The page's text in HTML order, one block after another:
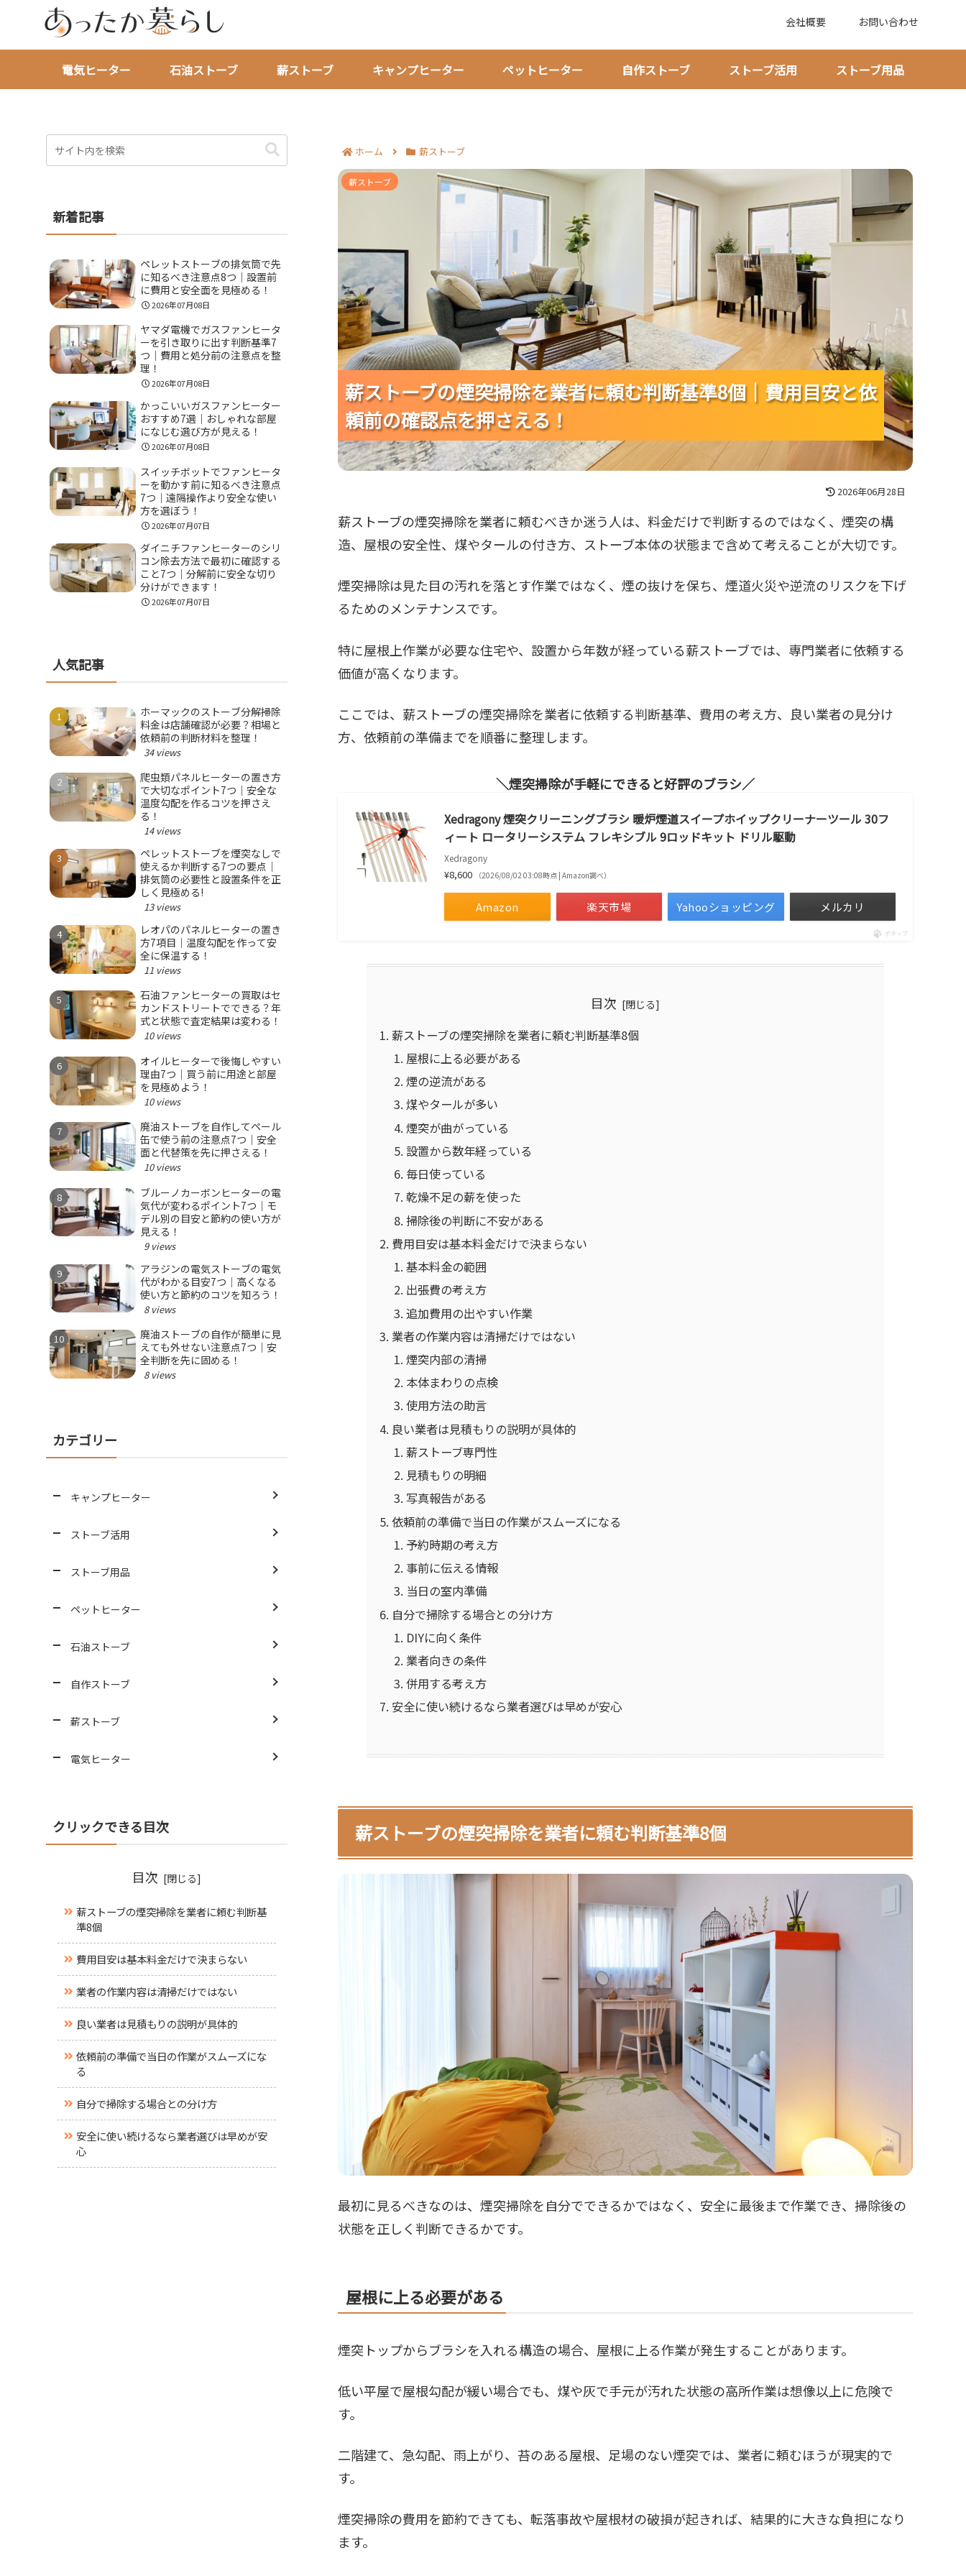
会社概要 お問い合わせ
電気ヒーター 石油ストーブ 薪ストーブ キャンプヒーター ペットヒーター 自作ストーブ ストーブ活用 ストーブ用品
ホーム 薪ストーブ
薪ストーブの煙突掃除を業者に頼む判断基準8個｜費用目安と依頼前の確認点を押さえる！
薪ストーブの煙突掃除を業者に頼む判断基準8個｜費用目安と依
頼前の確認点を押さえる！
薪ストーブの煙突掃除を業者に頼む判断基準8個｜費用目安と依
頼前の確認点を押さえる！
薪ストーブの煙突掃除を業者に頼む判断基準8個｜費用目安と依
頼前の確認点を押さえる！
薪ストーブ
2026年06月28日
薪ストーブの煙突掃除を業者に頼むべきか迷う人は、料金だけで判断するのではなく、煙突の構
造、屋根の安全性、煤やタールの付き方、ストーブ本体の状態まで含めて考えることが大切です。
煙突掃除は見た目の汚れを落とす作業ではなく、煙の抜けを保ち、煙道火災や逆流のリスクを下げ
るためのメンテナンスです。
特に屋根上作業が必要な住宅や、設置から年数が経っている薪ストーブでは、専門業者に依頼する
価値が高くなります。
ここでは、薪ストーブの煙突掃除を業者に依頼する判断基準、費用の考え方、良い業者の見分け
方、依頼前の準備までを順番に整理します。
煙突掃除が手軽にできると好評のブラシ
Xedragony 煙突クリーニングブラシ 暖炉煙道スイープホイップクリーナーツール 30フ
ィート ロータリーシステム フレキシブル 9ロッドキット ドリル駆動
Xedragony
¥8,600 （2026/08/02 03:08時点 | Amazon調べ）
Amazon 楽天市場 Yahooショッピング メルカリ
ポチップ
目次
薪ストーブの煙突掃除を業者に頼む判断基準8個
屋根に上る必要がある
煙の逆流がある
煤やタールが多い
煙突が曲がっている
設置から数年経っている
毎日使っている
乾燥不足の薪を使った
掃除後の判断に不安がある
費用目安は基本料金だけで決まらない
基本料金の範囲
出張費の考え方
追加費用の出やすい作業
業者の作業内容は清掃だけではない
煙突内部の清掃
本体まわりの点検
使用方法の助言
良い業者は見積もりの説明が具体的
薪ストーブ専門性
見積もりの明細
写真報告がある
依頼前の準備で当日の作業がスムーズになる
予約時期の考え方
事前に伝える情報
当日の室内準備
自分で掃除する場合との分け方
DIYに向く条件
業者向きの条件
併用する考え方
安全に使い続けるなら業者選びは早めが安心
薪ストーブの煙突掃除を業者に頼む判断基準8個
最初に見るべきなのは、煙突掃除を自分でできるかではなく、安全に最後まで作業でき、掃除後の
状態を正しく判断できるかです。
屋根に上る必要がある
煙突トップからブラシを入れる構造の場合、屋根に上る作業が発生することがあります。
低い平屋で屋根勾配が緩い場合でも、煤や灰で手元が汚れた状態の高所作業は想像以上に危険で
す。
二階建て、急勾配、雨上がり、苔のある屋根、足場のない煙突では、業者に頼むほうが現実的で
す。
煙突掃除の費用を節約できても、転落事故や屋根材の破損が起きれば、結果的に大きな負担になり
ます。
新着記事
ペレットストーブの排気筒で先
に知るべき注意点8つ｜設置前
に費用と安全面を見極める！
2026年07月08日
ヤマダ電機でガスファンヒータ
ーを引き取りに出す判断基準7
つ｜費用と処分前の注意点を整
理！
2026年07月08日
かっこいいガスファンヒーター
おすすめ7選｜おしゃれな部屋
になじむ選び方が見える！
2026年07月08日
スイッチボットでファンヒータ
ーを動かす前に知るべき注意点
7つ｜遠隔操作より安全な使い
方を選ぼう！
2026年07月07日
ダイニチファンヒーターのシリ
コン除去方法で最初に確認する
こと7つ｜分解前に安全な切り
分けができます！
2026年07月07日
人気記事
ホーマックのストーブ分解掃除
料金は店舗確認が必要？相場と
依頼前の判断材料を整理！
34 views
爬虫類パネルヒーターの置き方
で大切なポイント7つ｜安全な
温度勾配を作るコツを押さえ
る！
14 views
ペレットストーブを煙突なしで
使えるか判断する7つの要点｜
排気筒の必要性と設置条件を正
しく見極める!
13 views
レオパのパネルヒーターの置き
方7項目｜温度勾配を作って安
全に保温する！
11 views
石油ファンヒーターの買取はセ
カンドストリートでできる？年
式と状態で査定結果は変わる！
10 views
オイルヒーターで後悔しやすい
理由7つ｜買う前に用途と部屋
を見極めよう！
10 views
廃油ストーブを自作してペール
缶で使う前の注意点7つ｜安全
面と代替策を先に押さえる！
10 views
ブルーノカーボンヒーターの電
気代が変わるポイント7つ｜モ
デル別の目安と節約の使い方が
見える！
9 views
アラジンの電気ストーブの電気
代がわかる目安7つ｜高くなる
使い方と節約のコツを知ろう！
8 views
廃油ストーブの自作が簡単に見
えても外せない注意点7つ｜安
全判断を先に固める！
8 views
カテゴリー
キャンプヒーター
ストーブ活用
ストーブ用品
ペットヒーター
石油ストーブ
自作ストーブ
薪ストーブ
電気ヒーター
クリックできる目次
目次
薪ストーブの煙突掃除を業者に頼む判断基
準8個
費用目安は基本料金だけで決まらない
業者の作業内容は清掃だけではない
良い業者は見積もりの説明が具体的
依頼前の準備で当日の作業がスムーズにな
る
自分で掃除する場合との分け方
安全に使い続けるなら業者選びは早めが安
心